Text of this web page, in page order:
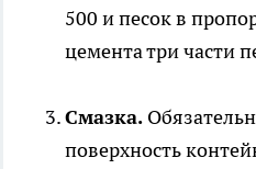
500 и песок в
цемента три части
Смазка.
поверхность